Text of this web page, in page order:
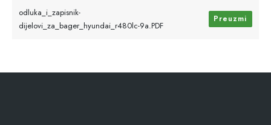
odluka_i_zapisnik-
dijelovi_za_bager_hyundai_r480lc-9a.PDF
Preuzmi